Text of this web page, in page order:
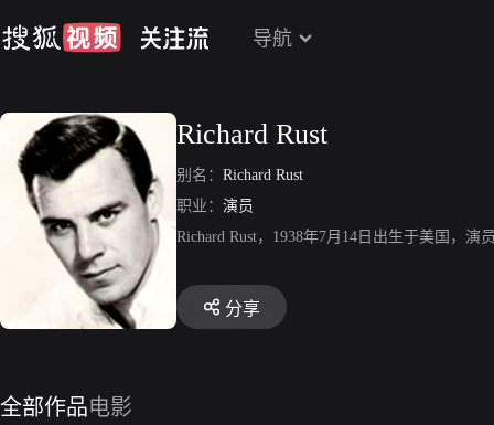
导航
Richard Rust
别名： Richard Rust
职业： 演员
Richard Rust，1938年7月14日出生于美国，
分享
全部作品电影